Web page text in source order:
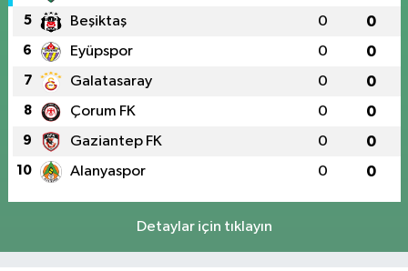
5 Beşiktaş 0 0
6 Eyüpspor 0 0
7 Galatasaray 0 0
8 Çorum FK 0 0
9 Gaziantep FK 0 0
10 Alanyaspor 0 0
Detaylar için tıklayın